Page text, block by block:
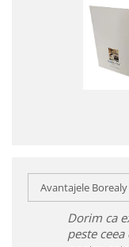
Avantajele Borealy
Dorim ca
peste